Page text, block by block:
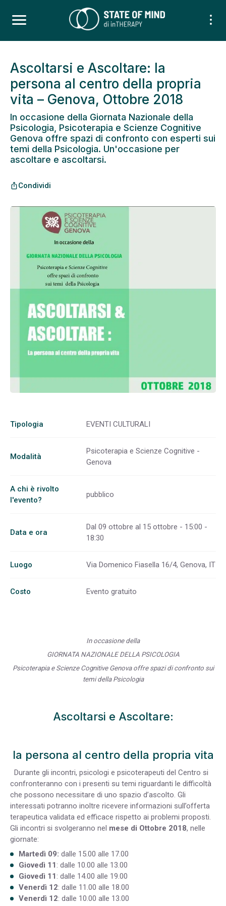
Ascoltarsi e Ascoltare: la
persona al centro della propria
vita – Genova, Ottobre 2018
In occasione della Giornata Nazionale della
Psicologia, Psicoterapia e Scienze Cognitive
Genova offre spazi di confronto con esperti sui
temi della Psicologia. Un'occasione per
ascoltare e ascoltarsi.
ios_shareCondividi
Tipologia EVENTI CULTURALI
Modalità
Psicoterapia e Scienze Cognitive -
Genova
A chi è rivolto
l'evento?
pubblico
Data e ora
Dal 09 ottobre al 15 ottobre - 15:00 -
18:30
Luogo Via Domenico Fiasella 16/4, Genova, IT
Costo Evento gratuito
In occasione della
GIORNATA NAZIONALE DELLA PSICOLOGIA
Psicoterapia e Scienze Cognitive Genova offre spazi di confronto sui
temi della Psicologia
Ascoltarsi e Ascoltare:
la persona al centro della propria vita
Durante gli incontri, psicologi e psicoterapeuti del Centro si
confronteranno con i presenti su temi riguardanti le difficoltà
che possono necessitare di uno spazio d’ascolto. Gli
interessati potranno inoltre ricevere informazioni sull’offerta
terapeutica validata ed efficace rispetto ai problemi proposti.
Gli incontri si svolgeranno nel mese di Ottobre 2018, nelle
giornate:
Martedì 09: dalle 15.00 alle 17.00
Giovedì 11 : dalle 10.00 alle 13.00
Giovedì 11 : dalle 14.00 alle 19.00
Venerdì 12: dalle 11.00 alle 18.00
Venerdì 12: dalle 10.00 alle 13.00